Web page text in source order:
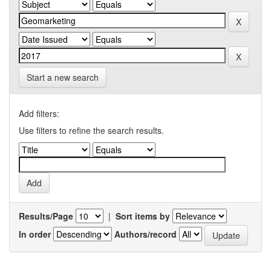
Start a new search
Add filters:
Use filters to refine the search results.
Results/Page | Sort items by
In order
Authors/record